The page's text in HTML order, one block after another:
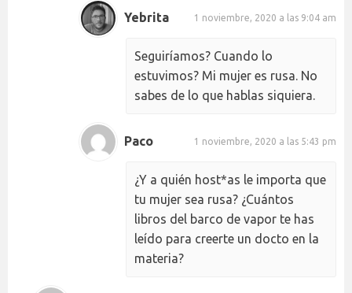
Yebrita 1 noviembre, 2020 a las 9:04 am
Seguiríamos? Cuando lo
estuvimos? Mi mujer es rusa. No
sabes de lo que hablas siquiera.
Paco 1 noviembre, 2020 a las 5:43 pm
¿Y a quién host*as le importa que
tu mujer sea rusa? ¿Cuántos
libros del barco de vapor te has
leído para creerte un docto en la
materia?